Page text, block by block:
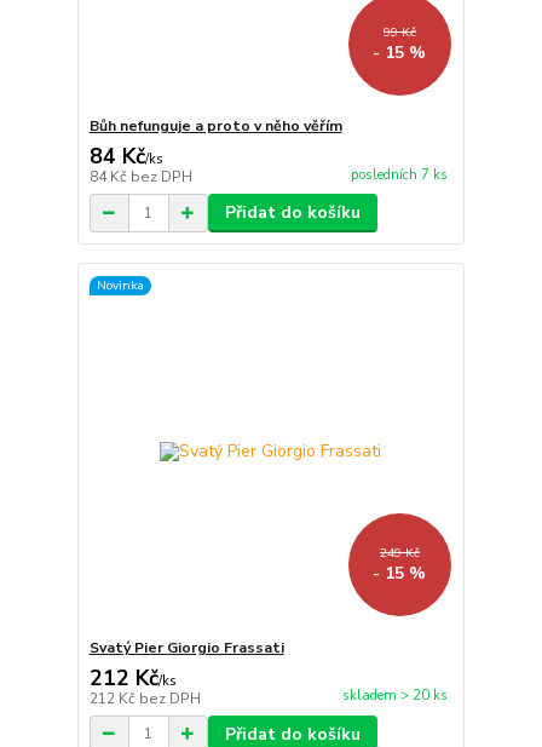
99 Kč
- 15 %
Bůh nefunguje a proto v něho věřím
84 Kč/ks
84 Kč bez DPH posledních 7 ks
Přidat do košíku
Novinka
249 Kč
- 15 %
Svatý Pier Giorgio Frassati
212 Kč/ks
212 Kč bez DPH skladem > 20 ks
Přidat do košíku